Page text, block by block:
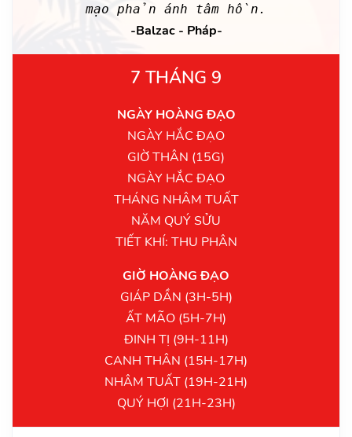
mạo phản ánh tâm hồn.
-Balzac - Pháp-
7 THÁNG 9
NGÀY HOÀNG ĐẠO
NGÀY HẮC ĐẠO
GIỜ THÂN (15G)
NGÀY HẮC ĐẠO
THÁNG NHÂM TUẤT
NĂM QUÝ SỬU
TIẾT KHÍ: THU PHÂN
GIỜ HOÀNG ĐẠO
GIÁP DẦN (3H-5H)
ẤT MÃO (5H-7H)
ĐINH TỊ (9H-11H)
CANH THÂN (15H-17H)
NHÂM TUẤT (19H-21H)
QUÝ HỢI (21H-23H)